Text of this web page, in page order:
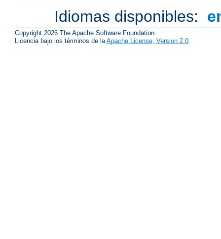
Idiomas disponibles:
Copyright 2026 The Apache Software Foundation.
Licencia bajo los términos de laApache License, Version 2.0.